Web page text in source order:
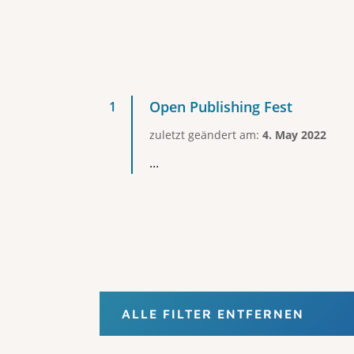
Open Publishing Fest
zuletzt geändert am: 4. May 2022
...
ALLE FILTER ENTFERNEN